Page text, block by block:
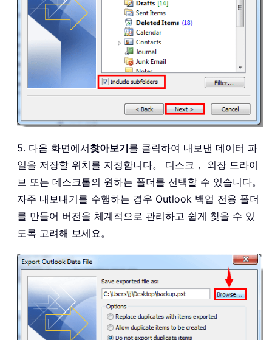
5. 다음 화면에서찾아보기를 클릭하여 내보낸 데이터 파
일을 저장할 위치를 지정합니다。 디스크， 외장 드라이
브 또는 데스크톱의 원하는 폴더를 선택할 수 있습니다。
자주 내보내기를 수행하는 경우 Outlook 백업 전용 폴더
를 만들어 버전을 체계적으로 관리하고 쉽게 찾을 수 있
도록 고려해 보세요。